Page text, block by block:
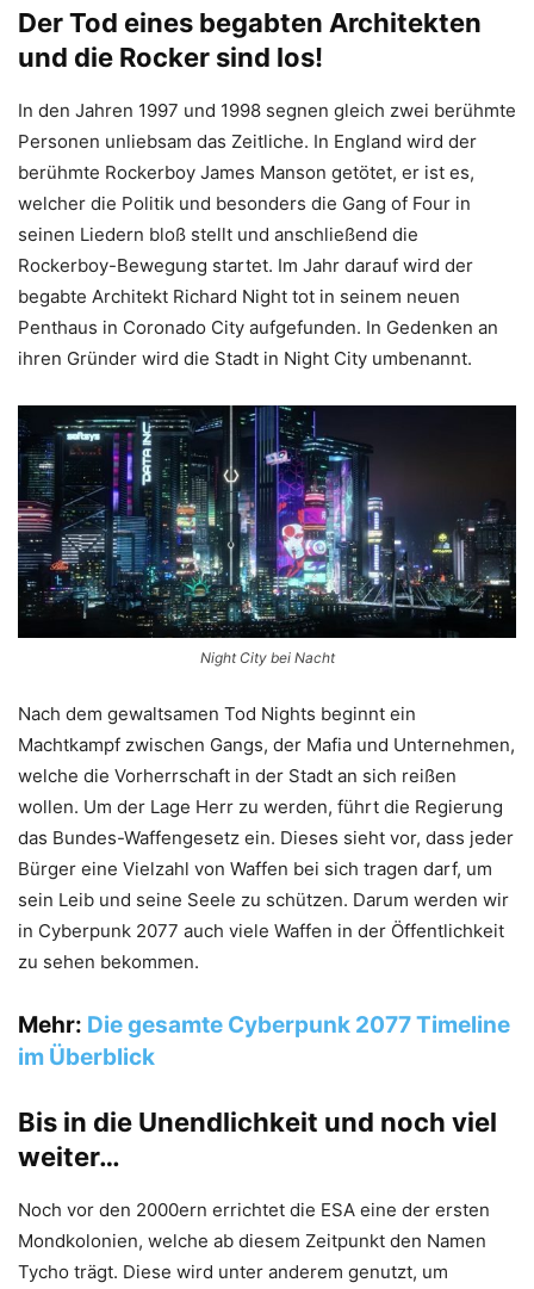
Der Tod eines begabten Architekten
und die Rocker sind los!
In den Jahren 1997 und 1998 segnen gleich zwei berühmte
Personen unliebsam das Zeitliche. In England wird der
berühmte Rockerboy James Manson getötet, er ist es,
welcher die Politik und besonders die Gang of Four in
seinen Liedern bloß stellt und anschließend die
Rockerboy-Bewegung startet. Im Jahr darauf wird der
begabte Architekt Richard Night tot in seinem neuen
Penthaus in Coronado City aufgefunden. In Gedenken an
ihren Gründer wird die Stadt in Night City umbenannt.
Night City bei Nacht
Nach dem gewaltsamen Tod Nights beginnt ein
Machtkampf zwischen Gangs, der Mafia und Unternehmen,
welche die Vorherrschaft in der Stadt an sich reißen
wollen. Um der Lage Herr zu werden, führt die Regierung
das Bundes-Waffengesetz ein. Dieses sieht vor, dass jeder
Bürger eine Vielzahl von Waffen bei sich tragen darf, um
sein Leib und seine Seele zu schützen. Darum werden wir
in Cyberpunk 2077 auch viele Waffen in der Öffentlichkeit
zu sehen bekommen.
Mehr: Die gesamte Cyberpunk 2077 Timeline
im Überblick
Bis in die Unendlichkeit und noch viel
weiter…
Noch vor den 2000ern errichtet die ESA eine der ersten
Mondkolonien, welche ab diesem Zeitpunkt den Namen
Tycho trägt. Diese wird unter anderem genutzt, um